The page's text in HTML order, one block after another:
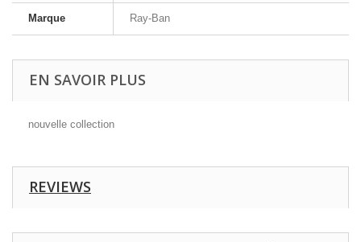
Marque Ray-Ban
EN SAVOIR PLUS
nouvelle collection
REVIEWS